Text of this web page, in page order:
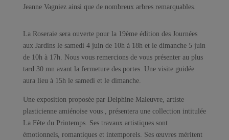
Jeanne Vagniez ainsi que de nombreux arbres remarquables.
La Roseraie sera ouverte pour la 19ème édition des Journées
aux Jardins le samedi 4 juin de 10h à 18h et le dimanche 5 juin
de 10h à 17h. Nous vous remercions de vous présenter au plus
tard 30 mn avant la fermeture des portes. Une visite guidée
aura lieu à 15h le samedi et le dimanche.
Une exposition proposée par Delphine Maleuvre, artiste
plasticienne amiénoise vous , présentera une collection intitulée
La Fête du Printemps. Ses travaux artistiques sont
émotionnels, romantiques et intemporels. Ses œuvres méritent